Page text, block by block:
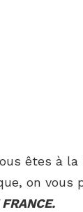
êtes à la
on vous